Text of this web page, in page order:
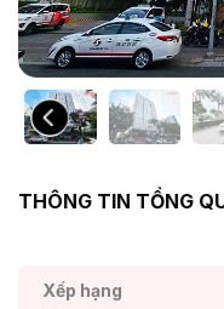
THÔNG TIN TỔNG
Xếp hạng